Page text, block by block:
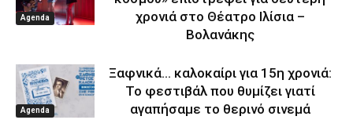
Agenda
χρονιά στο Θέατρο Ιλίσια –
Βολανάκης
Agenda
Ξαφνικά… καλοκαίρι για 15η χρονιά:
Το φεστιβάλ που θυμίζει γιατί
αγαπήσαμε το θερινό σινεμά